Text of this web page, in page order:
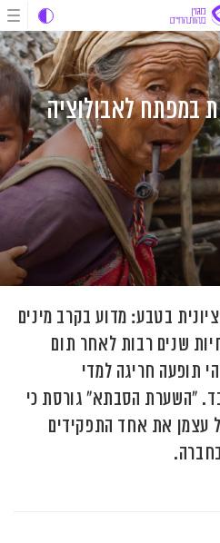
במפתח לאבולוציה
בטבע: מדוע בקרב מינים
שנים רבות לאחר תום
תופעה חריגה למדי
"השערת הסבתא" גורסת כי
עצמן את אחד התפקידים